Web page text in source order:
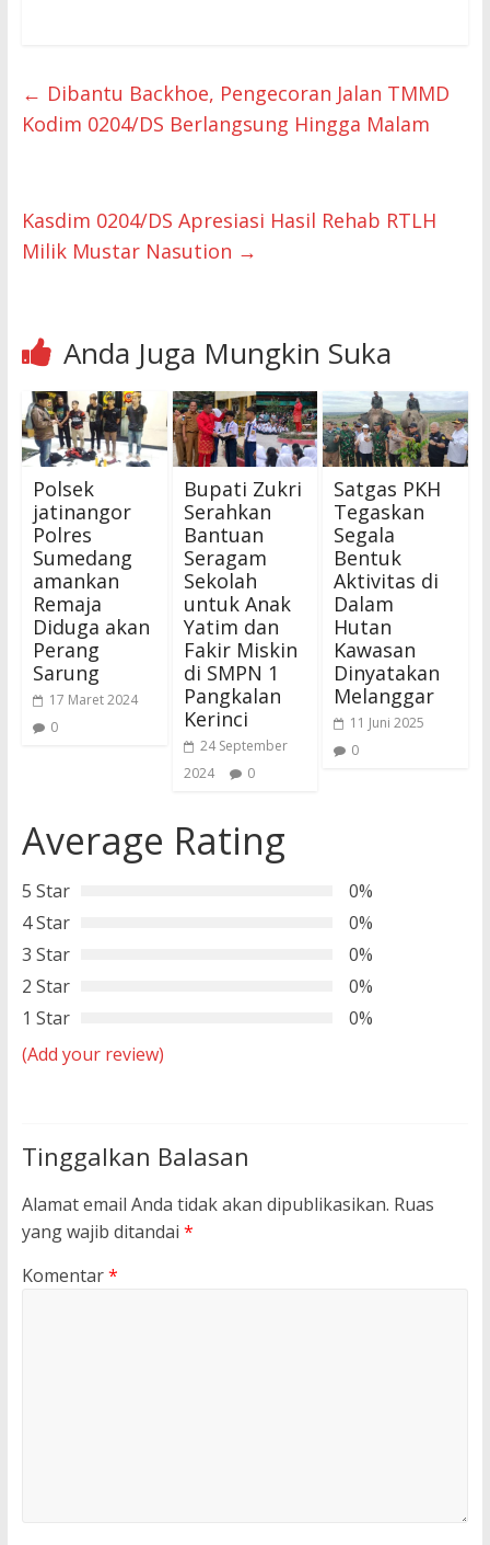
← Dibantu Backhoe, Pengecoran Jalan TMMD
Kodim 0204/DS Berlangsung Hingga Malam
Kasdim 0204/DS Apresiasi Hasil Rehab RTLH
Milik Mustar Nasution →
Anda Juga Mungkin Suka
Polsek
jatinangor
Polres
Sumedang
amankan
Remaja
Diduga akan
Perang
Sarung
17 Maret 2024
0
Bupati Zukri
Serahkan
Bantuan
Seragam
Sekolah
untuk Anak
Yatim dan
Fakir Miskin
di SMPN 1
Pangkalan
Kerinci
24 September
2024
0
Satgas PKH
Tegaskan
Segala
Bentuk
Aktivitas di
Dalam
Hutan
Kawasan
Dinyatakan
Melanggar
11 Juni 2025
0
Average Rating
5 Star
0%
4 Star
0%
3 Star
0%
2 Star
0%
1 Star
0%
(Add your review)
Tinggalkan Balasan
Alamat email Anda tidak akan dipublikasikan. Ruas
yang wajib ditandai *
Komentar*